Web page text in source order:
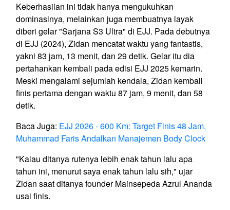
Keberhasilan ini tidak hanya mengukuhkan
dominasinya, melainkan juga membuatnya layak
diberi gelar "Sarjana S3 Ultra" di EJJ. Pada debutnya
di EJJ (2024), Zidan mencatat waktu yang fantastis,
yakni 83 jam, 13 menit, dan 29 detik. Gelar itu dia
pertahankan kembali pada edisi EJJ 2025 kemarin.
Meski mengalami sejumlah kendala, Zidan kembali
finis pertama dengan waktu 87 jam, 9 menit, dan 58
detik.
Baca Juga: EJJ 2026 - 600 Km: Target Finis 48 Jam,
Muhammad Faris Andalkan Manajemen Body Clock
"Kalau ditanya rutenya lebih enak tahun lalu apa
tahun ini, menurut saya enak tahun lalu sih," ujar
Zidan saat ditanya founder Mainsepeda Azrul Ananda
usai finis.